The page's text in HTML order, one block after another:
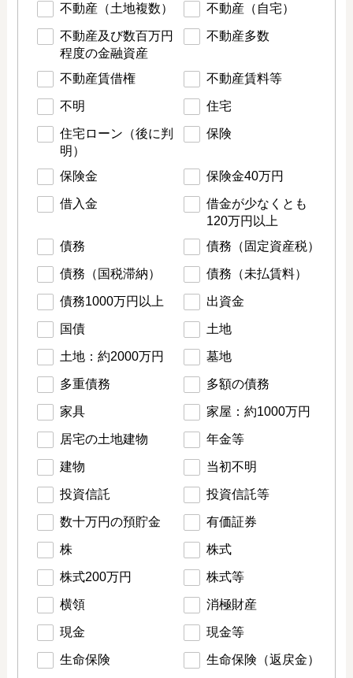
不動産（土地複数）
不動産（自宅）
不動産及び数百万円
程度の金融資産
不動産多数
不動産賃借権 不動産賃料等
不明 住宅
住宅ローン（後に判
明）
保険
保険金 保険金40万円
借入金
借金が少なくとも
120万円以上
債務
債務（固定資産税）
債務（国税滞納） 債務（未払賃料）
債務1000万円以上 出資金
国債 土地
土地：約2000万円 墓地
多重債務 多額の債務
家具 家屋：約1000万円
居宅の土地建物 年金等
建物 当初不明
投資信託 投資信託等
数十万円の預貯金 有価証券
株 株式
株式200万円 株式等
横領 消極財産
現金 現金等
生命保険 生命保険（返戻金）